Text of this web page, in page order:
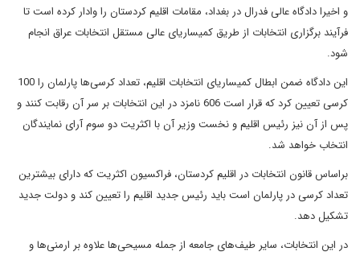
و اخیرا دادگاه عالی فدرال در بغداد، مقامات اقلیم کردستان را وادار کرده است تا
فرآیند برگزاری انتخابات از طریق کمیساریای عالی مستقل انتخابات عراق انجام
شود.
این دادگاه ضمن ابطال کمیساریای انتخابات اقلیم، تعداد کرسی‌ها پارلمان را 100
کرسی تعیین کرد که قرار است 606 نامزد در این انتخابات بر سر آن رقابت کنند و
پس از آن نیز رئیس اقلیم و نخست وزیر آن با اکثریت دو سوم آرای نمایندگان
انتخاب خواهد شد.
براساس قانون انتخابات در اقلیم کردستان، فراکسیون اکثریت که دارای بیشترین
تعداد کرسی در پارلمان است باید رئیس جدید اقلیم را تعیین کند و دولت جدید
تشکیل دهد.
در این انتخابات، سایر طیف‌های جامعه از جمله مسیحی‌ها علاوه بر ارمنی‌ها و